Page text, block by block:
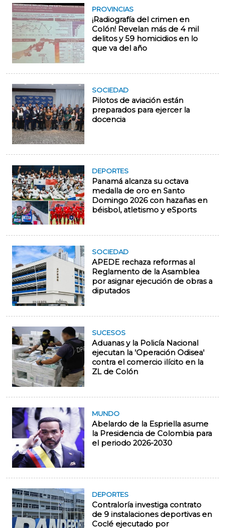
PROVINCIAS
¡Radiografía del crimen en
Colón! Revelan más de 4 mil
delitos y 59 homicidios en lo
que va del año
SOCIEDAD
Pilotos de aviación están
preparados para ejercer la
docencia
DEPORTES
Panamá alcanza su octava
medalla de oro en Santo
Domingo 2026 con hazañas en
béisbol, atletismo y eSports
SOCIEDAD
APEDE rechaza reformas al
Reglamento de la Asamblea
por asignar ejecución de obras a
diputados
SUCESOS
Aduanas y la Policía Nacional
ejecutan la 'Operación Odisea'
contra el comercio ilícito en la
ZL de Colón
MUNDO
Abelardo de la Espriella asume
la Presidencia de Colombia para
el periodo 2026-2030
DEPORTES
Contraloría investiga contrato
de 9 instalaciones deportivas en
Coclé ejecutado por